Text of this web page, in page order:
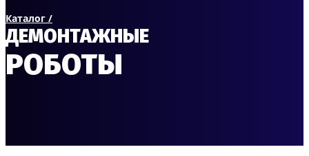
Каталог /
ДЕМОНТАЖНЫЕ
РОБОТЫ